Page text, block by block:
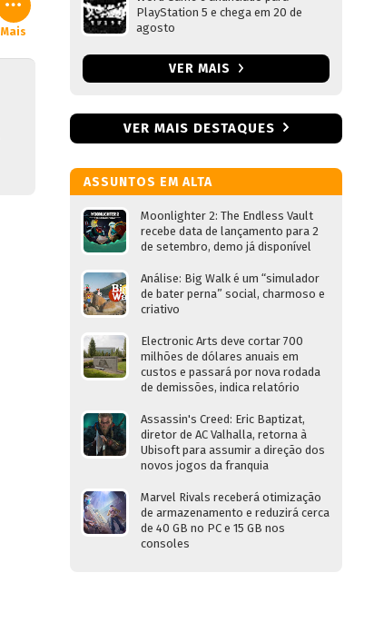
Mais
PlayStation 5 e chega em 20 de
agosto
VER MAIS
VER MAIS DESTAQUES
ASSUNTOS EM ALTA
Moonlighter 2: The Endless Vault
recebe data de lançamento para 2
de setembro, demo já disponível
Análise: Big Walk é um “simulador
de bater perna” social, charmoso e
criativo
Electronic Arts deve cortar 700
milhões de dólares anuais em
custos e passará por nova rodada
de demissões, indica relatório
Assassin's Creed: Eric Baptizat,
diretor de AC Valhalla, retorna à
Ubisoft para assumir a direção dos
novos jogos da franquia
Marvel Rivals receberá otimização
de armazenamento e reduzirá cerca
de 40 GB no PC e 15 GB nos
consoles